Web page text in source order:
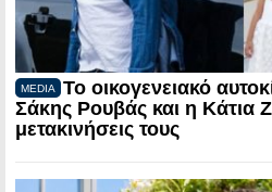
MEDIA
Το οικογενειακό
Σάκης Ρουβάς και η Κάτια
μετακινήσεις τους